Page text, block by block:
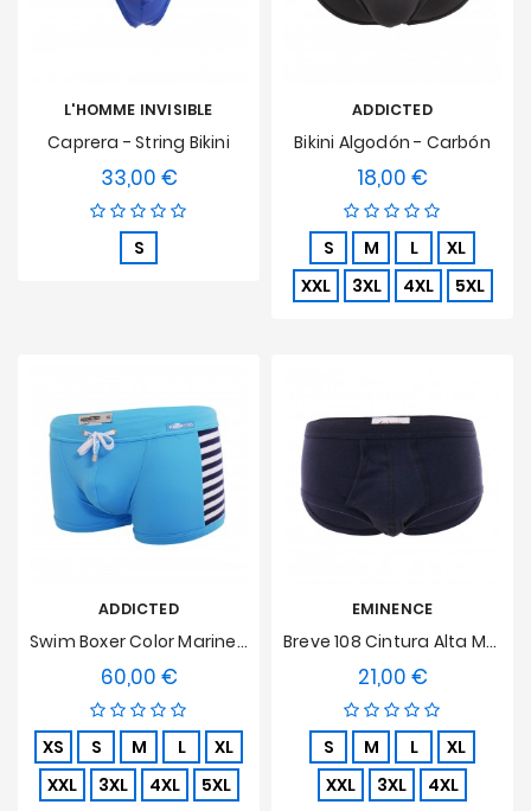
L'HOMME INVISIBLE
Caprera - String Bikini
33,00 €Precio
S
ADDICTED
Bikini Algodón - Carbón
18,00 €
S M L
XL
XXL
3XL 4XL 5XL
ADDICTED
Swim Boxer Color Marinero Turquesa
60,00 €Precio
XS S M L
XL
XXL
3XL 4XL 5XL
EMINENCE
Breve 108 Cintura Alta Marina, Abierto, Algodón Hipoalergénico Puro
21,00 €Precio
S M L
XL
XXL
3XL 4XL